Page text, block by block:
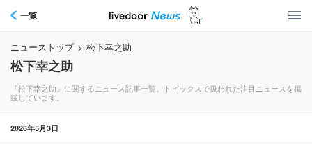
一覧
ニューストップ > 松下幸之助
松下幸之助
『松下幸之助』に関するニュース記事一覧。トピックスで扱われた注目ニュースを掲
載しています。
2026年5月3日